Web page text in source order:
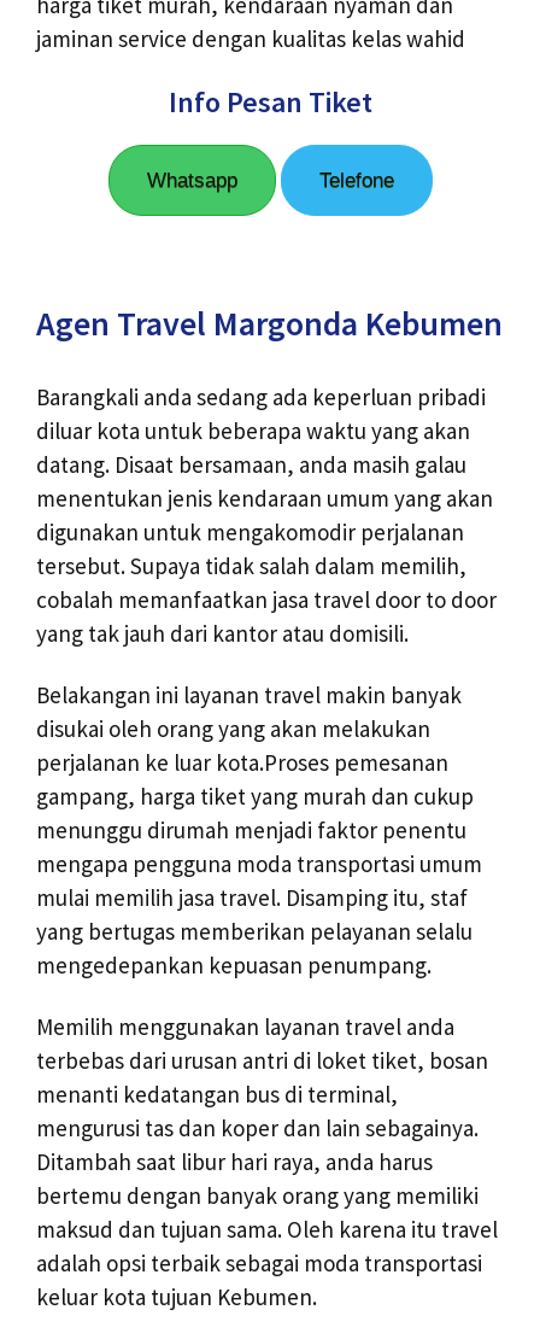
jaminan service dengan kualitas kelas wahid
Info Pesan Tiket
Whatsapp Telefone
Agen Travel Margonda Kebumen
Barangkali anda sedang ada keperluan pribadi
diluar kota untuk beberapa waktu yang akan
datang. Disaat bersamaan, anda masih galau
menentukan jenis kendaraan umum yang akan
digunakan untuk mengakomodir perjalanan
tersebut. Supaya tidak salah dalam memilih,
cobalah memanfaatkan jasa travel door to door
yang tak jauh dari kantor atau domisili.
Belakangan ini layanan travel makin banyak
disukai oleh orang yang akan melakukan
perjalanan ke luar kota.Proses pemesanan
gampang, harga tiket yang murah dan cukup
menunggu dirumah menjadi faktor penentu
mengapa pengguna moda transportasi umum
mulai memilih jasa travel. Disamping itu, staf
yang bertugas memberikan pelayanan selalu
mengedepankan kepuasan penumpang.
Memilih menggunakan layanan travel anda
terbebas dari urusan antri di loket tiket, bosan
menanti kedatangan bus di terminal,
mengurusi tas dan koper dan lain sebagainya.
Ditambah saat libur hari raya, anda harus
bertemu dengan banyak orang yang memiliki
maksud dan tujuan sama. Oleh karena itu travel
adalah opsi terbaik sebagai moda transportasi
keluar kota tujuan Kebumen.